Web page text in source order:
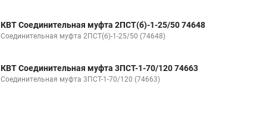
КВТ Соединительная муфта 2ПСТ(б)-1-25/50 74648
Соединительная муфта 2ПСТ(б)-1-25/50 (74648)
КВТ Соединительная муфта 3ПСТ-1-70/120 74663
Соединительная муфта 3ПСТ-1-70/120 (74663)